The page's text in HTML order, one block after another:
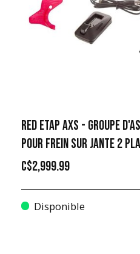
RED ETAP AXS - GROUPE
POUR FREIN SUR JANTE 2
C$2,999.99
Disponible